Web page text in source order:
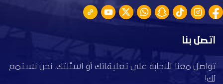
اتصل بنا
تواصل معنا للاجابة على تعليقاتك أو اسئلتك. نحن نستمع
لك!